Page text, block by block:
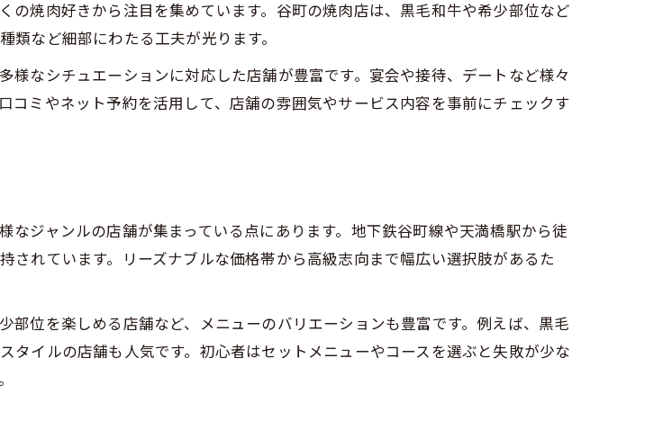
を求めるなら谷町へ
際立つ谷町の特徴と楽しみ方
リアで焼肉が高評価の理由
する谷町の楽しみ方
堪能するための谷町での過ごし方
焼肉を楽しむための工夫とコツ
別に選ぶ谷町の楽しみ方ガイド
グを参考にした谷町エリア巡り
最大限楽しむ谷町の体験ポイント
焼肉好きから注目を集めています。谷町の焼肉店は、黒毛和牛や希少部位など
など細部にわたる工夫が光ります。
なシチュエーションに対応した店舗が豊富です。宴会や接待、デートなど様々
ミやネット予約を活用して、店舗の雰囲気やサービス内容を事前にチェックす
ジャンルの店舗が集まっている点にあります。地下鉄谷町線や天満橋駅から徒
れています。リーズナブルな価格帯から高級志向まで幅広い選択肢があるた
位を楽しめる店舗など、メニューのバリエーションも豊富です。例えば、黒毛
イルの店舗も人気です。初心者はセットメニューやコースを選ぶと失敗が少な